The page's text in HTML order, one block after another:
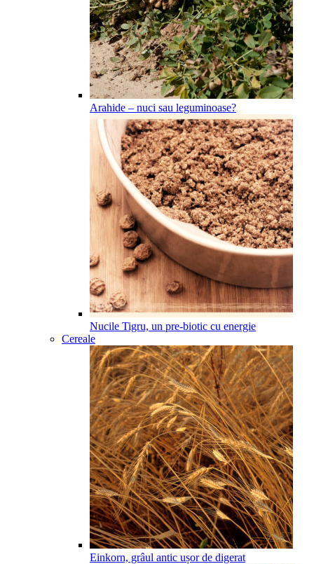
Arahide – nuci sau leguminoase?
Nucile Tigru, un pre-biotic cu energie
Cereale
Einkorn, grâul antic ușor de digerat